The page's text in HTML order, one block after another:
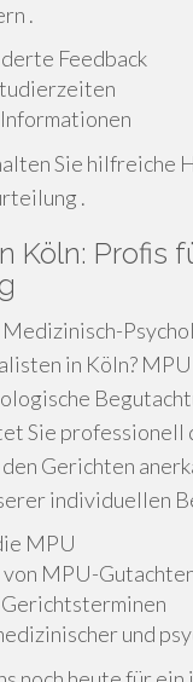
.
Feedback
Sie
.
Köln: Profis
in Köln?
Sie professionell
Gerichten
individuellen
MPU
MPU-
und